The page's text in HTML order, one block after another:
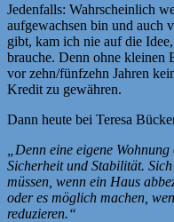
Jedenfalls: Wahrscheinlich
aufgewachsen bin und auch
gibt, kam ich nie auf die
brauche. Denn ohne kleinen
vor zehn/fünfzehn Jahren
Kredit zu gewähren.
Dann heute bei Teresa
„Denn eine eigene
Sicherheit und Stabilität.
müssen, wenn ein Haus
oder es möglich machen,
reduzieren.“